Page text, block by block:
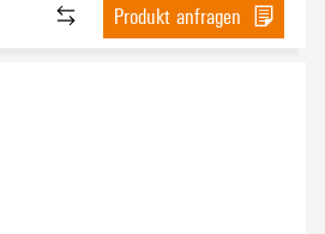
Produkt anfragen